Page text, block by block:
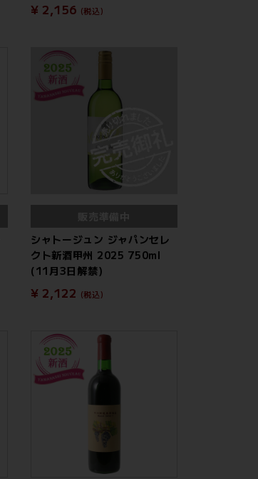
¥ 2,156 (税込)
シャトージュン ジャパンセレ
クト新酒甲州 2025 750ml
(11月3日解禁)
¥ 2,122 (税込)